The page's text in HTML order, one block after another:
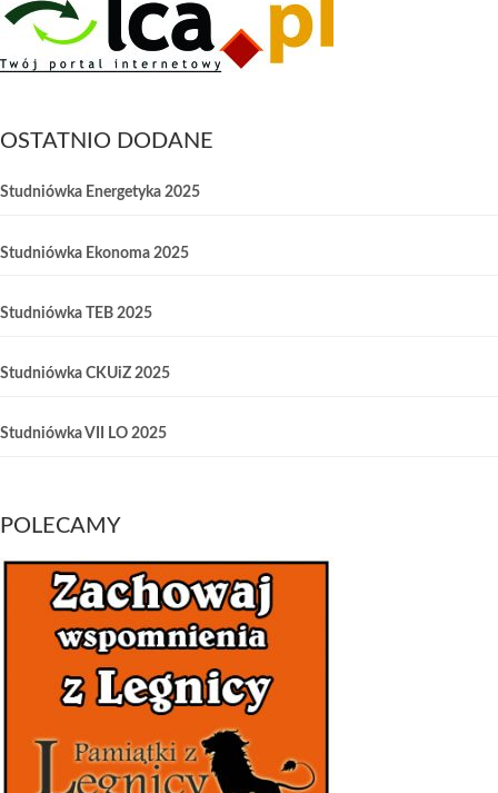
OSTATNIO DODANE
Studniówka Energetyka 2025
Studniówka Ekonoma 2025
Studniówka TEB 2025
Studniówka CKUiZ 2025
Studniówka VII LO 2025
POLECAMY